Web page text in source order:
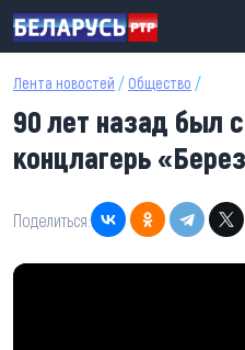
Перейти к основному содержанию
Лента новостей / Общество /
90 лет назад был
концлагерь
Поделиться: